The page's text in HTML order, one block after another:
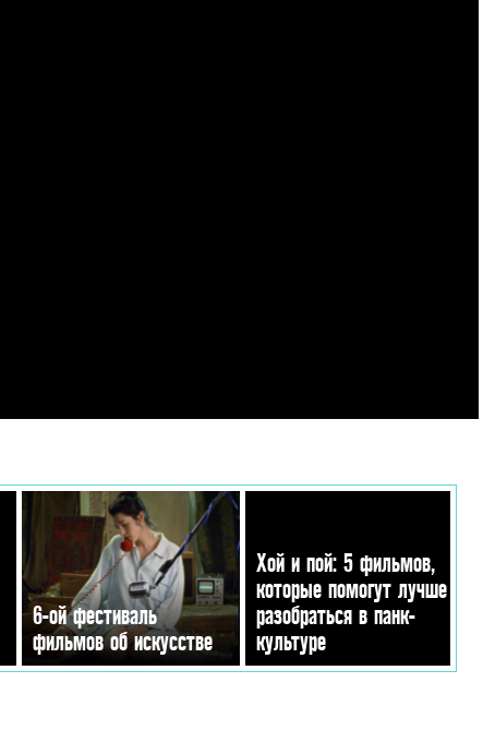
6-ой фестиваль
фильмов об искусстве
Хой и пой: 5 фильмов,
которые помогут лучше
разобраться в панк-
культуре